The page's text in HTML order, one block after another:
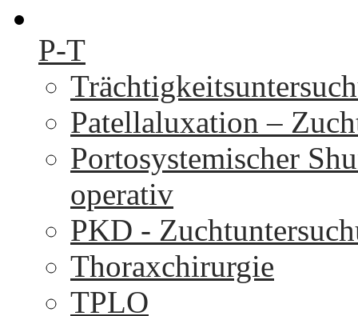
P-T
Patellaluxation –
Portosystemischer
operativ
PKD -
Thoraxchirurgie
TPLO